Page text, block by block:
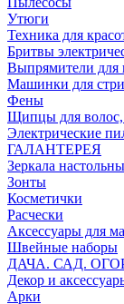
Утюги
Техника для
Бритвы
Выпрямители для
Машинки для
Фены
Щипцы для
Электрические
ГАЛАНТЕРЕЯ
Зеркала
Зонты
Косметички
Расчески
Аксессуары для
Швейные наборы
ДАЧА. САД.
Декор и
Арки